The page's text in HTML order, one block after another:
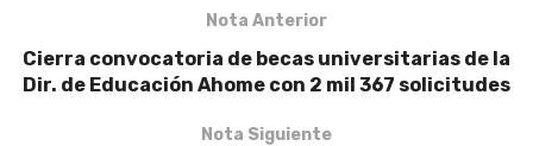
Nota Anterior
Cierra convocatoria de becas universitarias de la
Dir. de Educación Ahome con 2 mil 367 solicitudes
Nota Siguiente